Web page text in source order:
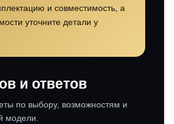
и совместимость, а
уточните детали у
и ответов
по выбору, возможностям и
модели.